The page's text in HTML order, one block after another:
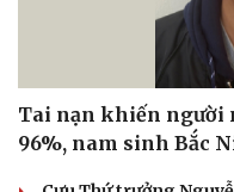
Tai nạn khiến người
96%, nam sinh Bắc